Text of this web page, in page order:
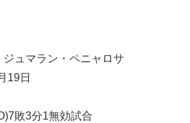
ュマラン・ペニャロサ
19日
敗3分1無効試合